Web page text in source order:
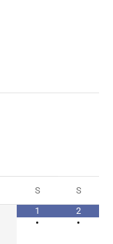
S
S
1
•
2
•